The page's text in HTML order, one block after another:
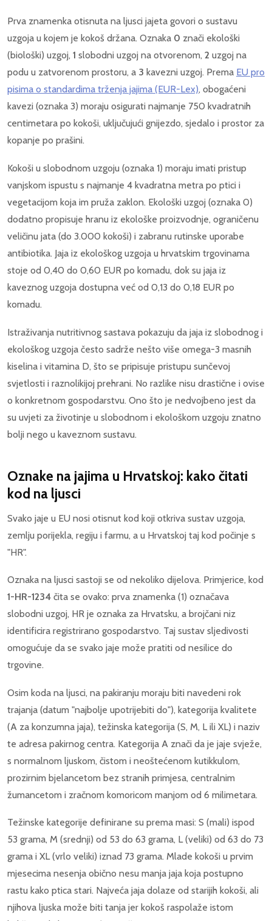
Prva znamenka otisnuta na ljusci jajeta govori o sustavu
uzgoja u kojem je kokoš držana. Oznaka 0 znači ekološki
(biološki) uzgoj, 1 slobodni uzgoj na otvorenom, 2 uzgoj na
podu u zatvorenom prostoru, a 3 kavezni uzgoj. Prema EU pro
pisima o standardima trženja jajima (EUR-Lex), obogaćeni
kavezi (oznaka 3) moraju osigurati najmanje 750 kvadratnih
centimetara po kokoši, uključujući gnijezdo, sjedalo i prostor za
kopanje po prašini.
Kokoši u slobodnom uzgoju (oznaka 1) moraju imati pristup
vanjskom ispustu s najmanje 4 kvadratna metra po ptici i
vegetacijom koja im pruža zaklon. Ekološki uzgoj (oznaka 0)
dodatno propisuje hranu iz ekološke proizvodnje, ograničenu
veličinu jata (do 3.000 kokoši) i zabranu rutinske uporabe
antibiotika. Jaja iz ekološkog uzgoja u hrvatskim trgovinama
stoje od 0,40 do 0,60 EUR po komadu, dok su jaja iz
kaveznog uzgoja dostupna već od 0,13 do 0,18 EUR po
komadu.
Istraživanja nutritivnog sastava pokazuju da jaja iz slobodnog i
ekološkog uzgoja često sadrže nešto više omega-3 masnih
kiselina i vitamina D, što se pripisuje pristupu sunčevoj
svjetlosti i raznolikijoj prehrani. No razlike nisu drastične i ovise
o konkretnom gospodarstvu. Ono što je nedvojbeno jest da
su uvjeti za životinje u slobodnom i ekološkom uzgoju znatno
bolji nego u kaveznom sustavu.
Oznake na jajima u Hrvatskoj: kako čitati
kod na ljusci
Svako jaje u EU nosi otisnut kod koji otkriva sustav uzgoja,
zemlju porijekla, regiju i farmu, a u Hrvatskoj taj kod počinje s
"HR".
Oznaka na ljusci sastoji se od nekoliko dijelova. Primjerice, kod
1-HR-1234 čita se ovako: prva znamenka (1) označava
slobodni uzgoj, HR je oznaka za Hrvatsku, a brojčani niz
identificira registrirano gospodarstvo. Taj sustav sljedivosti
omogućuje da se svako jaje može pratiti od nesilice do
trgovine.
Osim koda na ljusci, na pakiranju moraju biti navedeni rok
trajanja (datum "najbolje upotrijebiti do"), kategorija kvalitete
(A za konzumna jaja), težinska kategorija (S, M, L ili XL) i naziv
te adresa pakirnog centra. Kategorija A znači da je jaje svježe,
s normalnom ljuskom, čistom i neoštećenom kutikkulom,
prozirnim bjelancetom bez stranih primjesa, centralnim
žumancetom i zračnom komoricom manjom od 6 milimetara.
Težinske kategorije definirane su prema masi: S (mali) ispod
53 grama, M (srednji) od 53 do 63 grama, L (veliki) od 63 do 73
grama i XL (vrlo veliki) iznad 73 grama. Mlade kokoši u prvim
mjesecima nesenja obično nesu manja jaja koja postupno
rastu kako ptica stari. Najveća jaja dolaze od starijih kokoši, ali
njihova ljuska može biti tanja jer kokoš raspolaže istom